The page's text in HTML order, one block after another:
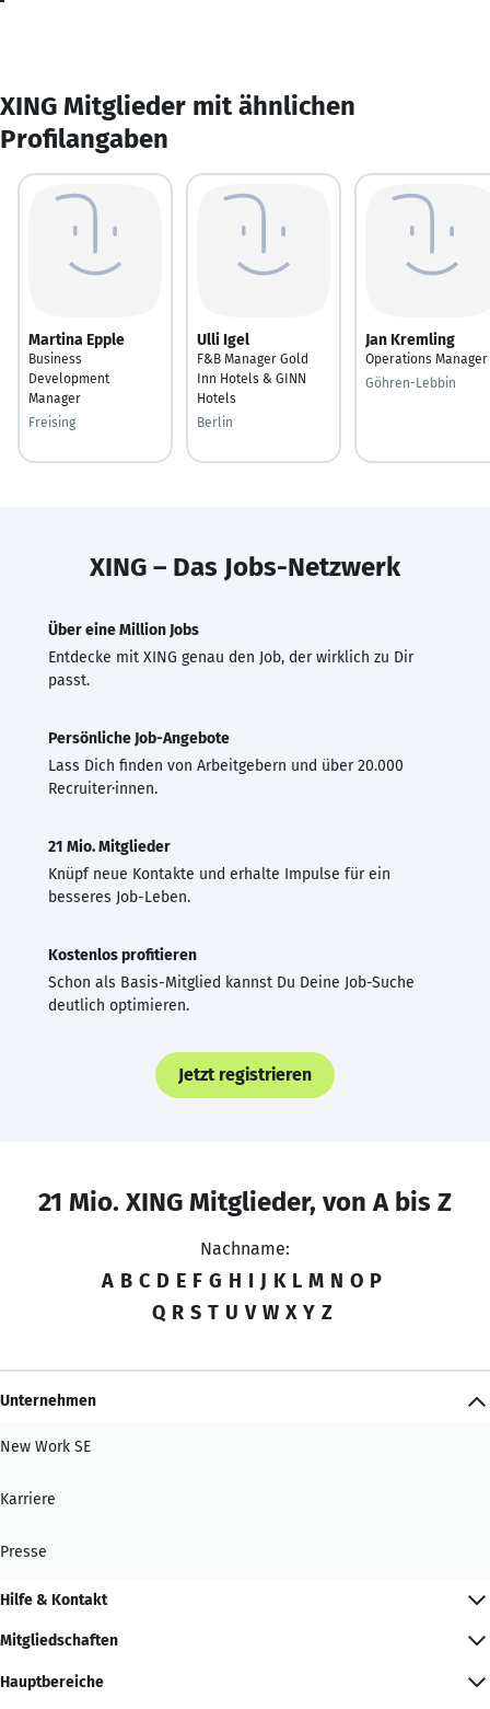
XING Mitglieder mit ähnlichen
Profilangaben
Martina Epple
Business
Development
Manager
Freising
Ulli Igel
F&B Manager Gold
Inn Hotels & GINN
Hotels
Berlin
Jan Kremling
Operations Manager
Göhren-Lebbin
XING – Das Jobs-Netzwerk
Über eine Million Jobs
Entdecke mit XING genau den Job, der wirklich zu Dir
passt.
Persönliche Job-Angebote
Lass Dich finden von Arbeitgebern und über 20.000
Recruiter·innen.
21 Mio. Mitglieder
Knüpf neue Kontakte und erhalte Impulse für ein
besseres Job-Leben.
Kostenlos profitieren
Schon als Basis-Mitglied kannst Du Deine Job-Suche
deutlich optimieren.
Jetzt registrieren
21 Mio. XING Mitglieder, von A bis Z
Nachname:
A B C D E F G H I J K L M N O P
Q R S T U V W X Y Z
Unternehmen
New Work SE
Karriere
Presse
Hilfe & Kontakt
Mitgliedschaften
Hauptbereiche